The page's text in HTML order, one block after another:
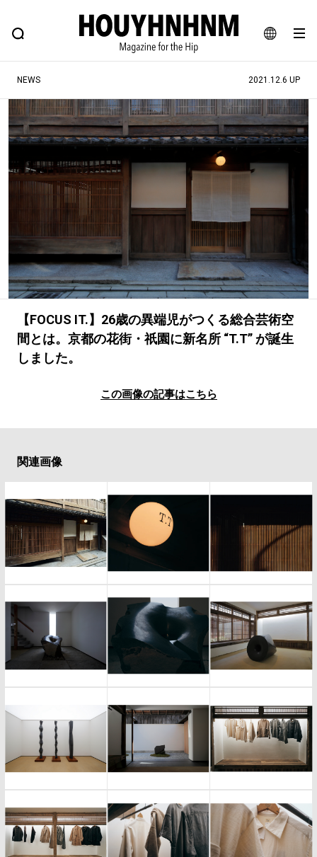
JA
EN
FEATURE BLOG SNAP
ヒップなファッション、カルチャー、ライフスタイルWEBマガジン
#注目のタグ
#憧れの逸品
#ESSENTIAL DESIGNS #古着サミット
#NEW VINTAGE #マイナーグッド図鑑
#路地裏てぃーん。 #MONTHLY JOURNAL
#GH 銘品の所以 #フイナムのYouTube
#Commune H #FOCUS IT #AH.H
#ととけん #FASHION #MUSIC #MOVIE
#LIFESTYLE #SNEAKER #OUTDOOR
#SPORTS #HANDSOME HANDBOOK
NEWS 2021.12.6 UP
【FOCUS IT.】26歳の異端児がつくる総合芸術空
間とは。京都の花街・祇園に新名所 “T.T” が誕生
しました。
この画像の記事はこちら
関連画像